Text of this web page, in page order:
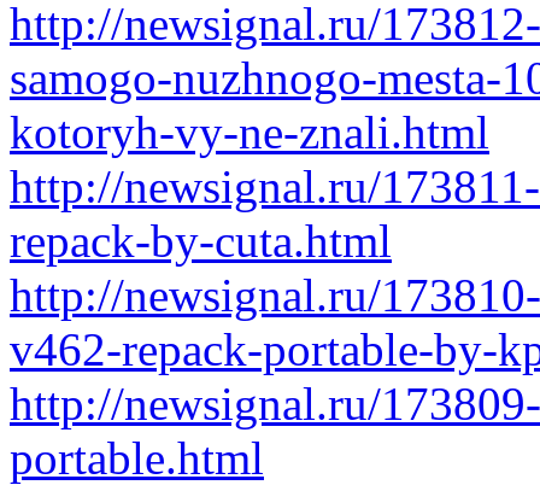
http://newsignal.ru/
samogo-nuzhnogo-mesta-
kotoryh-vy-ne-znali.html
http://newsignal.ru/
repack-by-cuta.html
http://newsignal.ru/
v462-repack-portable-by-
http://newsignal.ru/
portable.html